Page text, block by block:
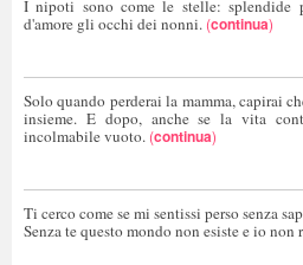
I nipoti sono come le stelle: splendide
d'amore gli occhi dei nonni. (continua)
Solo quando perderai la mamma, capirai
insieme. E dopo, anche se la vita
incolmabile vuoto. (continua)
Ti cerco come se mi sentissi perso senza
Senza te questo mondo non esiste e io non